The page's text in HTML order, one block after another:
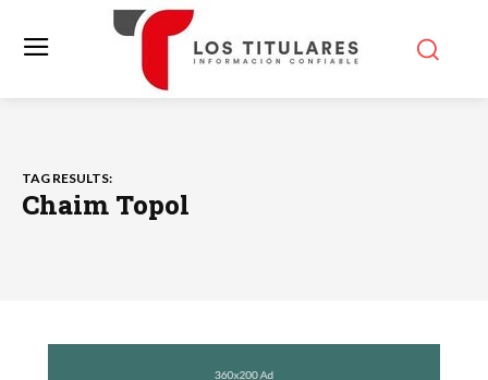
TAG RESULTS:
Chaim Topol